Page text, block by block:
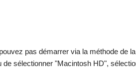
pas démarrer via la méthode de
de sélectionner "Macintosh HD",